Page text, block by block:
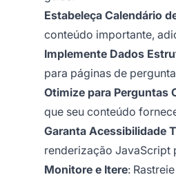
Estabeleça Calendário
conteúdo importante,
Implemente Dados
para páginas de
Otimize para Perguntas
que seu conteúdo
Garanta Acessibilidade
renderização JavaScript
Monitore e Itere: